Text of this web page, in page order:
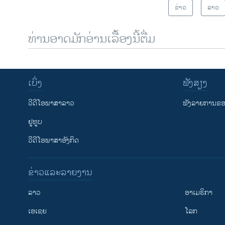
ຂ່າວ ລາວ
ທ່ານອາດມັກອ່ານເລື້ອງນີ້ຕື່ມ
ເບິ່ງ
ວີດີໂອພາສາລາວ
ຢູທູບ
ວີດີໂອພາສາອັງກິດ
ຟັງສຽງ
ຟັງລາຍການຂ
ຂ່າວແລະລາຍງານ
ລາວ
ເອເຊຍ
ອາເມຣິກາ
ໂລກ